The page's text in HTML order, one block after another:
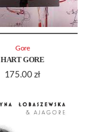
HART GORE
175.00 zł
Gore